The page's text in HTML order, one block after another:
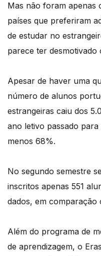
Mas não foram apenas
países que preferiram
de estudar no
parece ter desmotivado
Apesar de haver uma
número de alunos
estrangeiras caiu dos
ano letivo passado
menos 68%.
No segundo semestre
inscritos apenas 551
dados, em
Além do programa de
de aprendizagem, o